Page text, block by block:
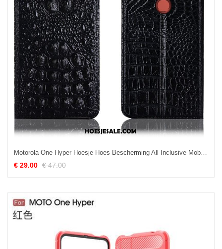
Motorola One Hyper Hoesje Hoes Bescherming All Inclusive Mobiele Telefoon Echt Leer Goedkoop
€ 29.00 € 47.00